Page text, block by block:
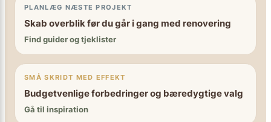
PLANLÆG NÆSTE PROJEKT
Skab overblik før du går i gang med renovering
Find guider og tjeklister
SMÅ SKRIDT MED EFFEKT
Budgetvenlige forbedringer og bæredygtige valg
Gå til inspiration